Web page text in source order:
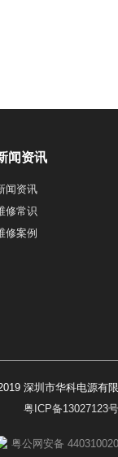
闻资讯
闻资讯
修常识
修案例
深圳市华科电源有
粤ICP备13027123
粤公网安备